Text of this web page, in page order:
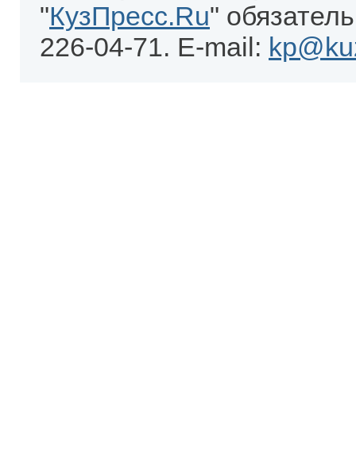
"КузПресс.Ru"
226-04-71. E-mail: